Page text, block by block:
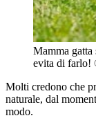
Mamma
evita di farlo!
Molti credono che
naturale, dal
modo.